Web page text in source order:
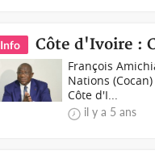
Info Côte d'Ivoire :
François
Nations
Côte d'I...
il y a 5 ans